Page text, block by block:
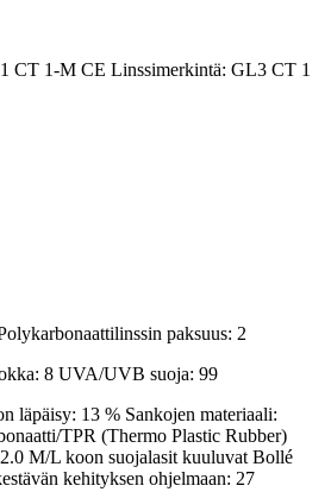
CT 1-M CE Linssimerkintä: GL3 CT 1
paksuus: 2
8 UVA/UVB suoja: 99
läpäisy: 13 % Sankojen materiaali:
TPR (Thermo Plastic Rubber)
M/L koon suojalasit kuuluvat Bollé
kehityksen ohjelmaan: 27